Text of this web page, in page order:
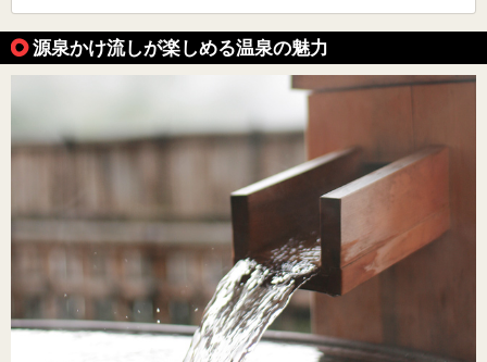
源泉かけ流しが楽しめる温泉の魅力